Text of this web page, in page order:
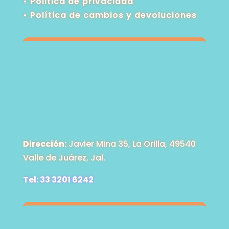
•Política de cambios y devoluciones
Dirección:Javier Mina 35, La Orilla, 49540
Valle de Juárez, Jal.
Tel: 33 3201 6242